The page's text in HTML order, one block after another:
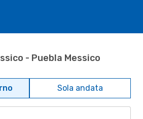
- Puebla Messico
Sola andata